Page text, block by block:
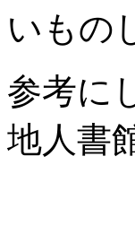
いもの
参考
地人書